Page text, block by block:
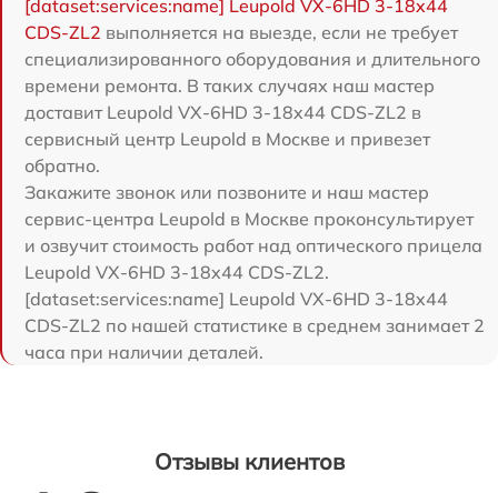
[dataset:services:name] Leupold VX-6HD 3-18x44
CDS-ZL2 выполняется на выезде, если не требует
специализированного оборудования и длительного
времени ремонта. В таких случаях наш мастер
доставит Leupold VX-6HD 3-18x44 CDS-ZL2 в
сервисный центр Leupold в Москве и привезет
обратно.
Закажите звонок или позвоните и наш мастер
сервис-центра Leupold в Москве проконсультирует
и озвучит стоимость работ над оптического прицела
Leupold VX-6HD 3-18x44 CDS-ZL2.
[dataset:services:name] Leupold VX-6HD 3-18x44
CDS-ZL2 по нашей статистике в среднем занимает 2
часа при наличии деталей.
Отзывы клиентов